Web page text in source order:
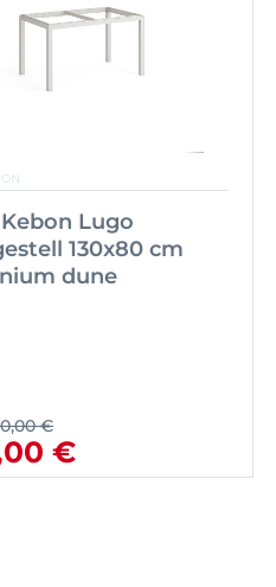
Lugo
130x80 cm
dune
€
€